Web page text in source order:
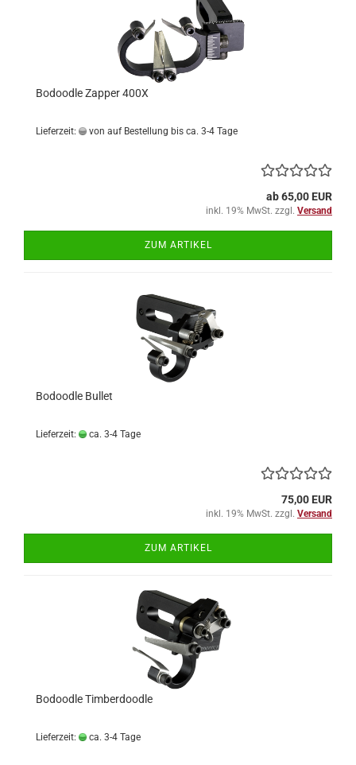
Bodoodle Zapper 400X
Lieferzeit: von auf Bestellung bis ca. 3-4 Tage
ab 65,00 EUR
inkl. 19% MwSt. zzgl. Versand
ZUM ARTIKEL
Bodoodle Bullet
Lieferzeit: ca. 3-4 Tage
75,00 EUR
inkl. 19% MwSt. zzgl. Versand
ZUM ARTIKEL
Bodoodle Timberdoodle
Lieferzeit: ca. 3-4 Tage